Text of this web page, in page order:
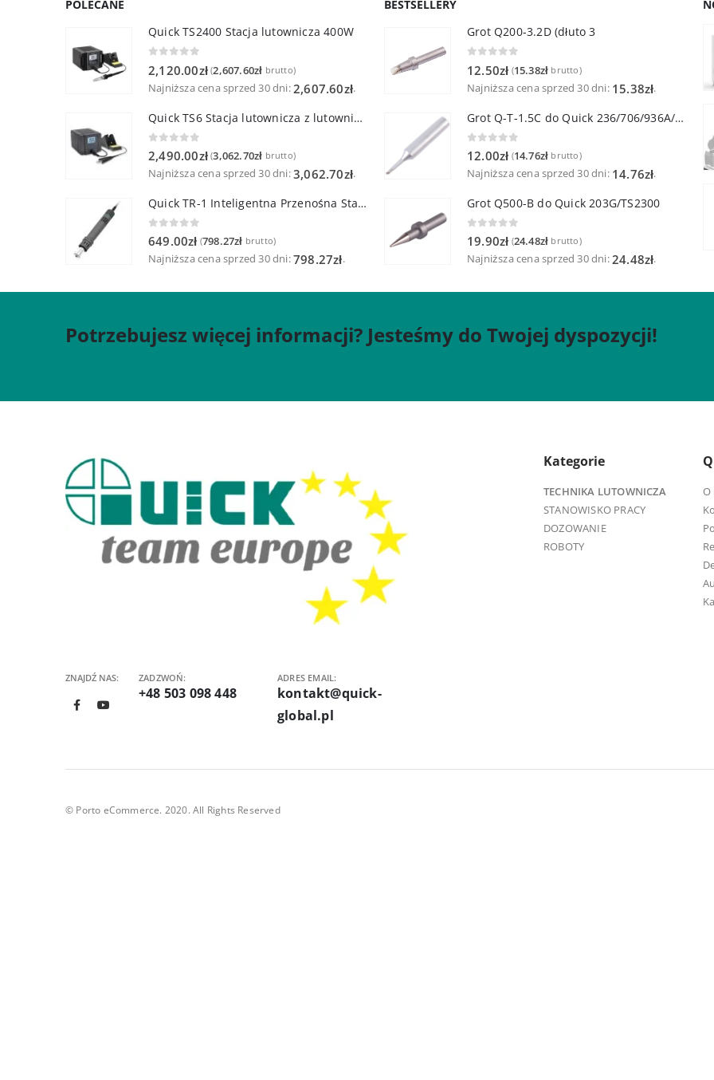
POLECANE
Quick TS2400 Stacja lutownicza 400W
2,120.00zł (2,607.60zł brutto)
Najniższa cena sprzed 30 dni:2,607.60zł.
Quick TS6 Stacja lutownicza z lutownicą pincetową 60W
2,490.00zł (3,062.70zł brutto)
Najniższa cena sprzed 30 dni:3,062.70zł.
Quick TR-1 Inteligentna Przenośna Stacja Hot-Air
0 out of 5
649.00zł (798.27zł brutto)
Najniższa cena sprzed 30 dni:798.27zł.
BESTSELLERY
Grot Q200-3.2D (dłuto 3
12.50zł (15.38zł brutto)
Najniższa cena sprzed 30 dni: 15.38zł.
Grot Q-T-1.5C do Quick 236/706/936A/3104/3102/TS1100
12.00zł (14.76zł brutto)
Najniższa cena sprzed 30 dni: 14.76zł.
Grot Q500-B do Quick 203G/TS2300
0 out of 5
19.90zł (24.48zł brutto)
Najniższa cena sprzed 30 dni:24.48zł.
Potrzebujesz więcej informacji? Jesteśmy do Twojej dyspozycji!
ZNAJDŹ NAS: ZADZWOŃ:
+48 503 098 448
ADRES EMAIL:
kontakt@quick-
global.pl
Kategorie
TECHNIKA LUTOWNICZA
STANOWISKO PRACY
DOZOWANIE
ROBOTY
O
© Porto eCommerce. 2020. All Rights Reserved